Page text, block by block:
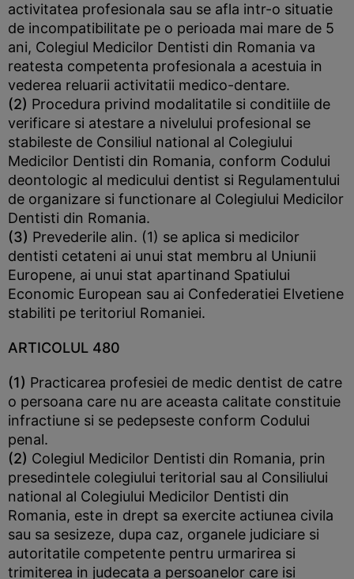
activitatea profesionala sau se afla intr-o situatie
de incompatibilitate pe o perioada mai mare de 5
ani, Colegiul Medicilor Dentisti din Romania va
reatesta competenta profesionala a acestuia in
vederea reluarii activitatii medico-dentare.
(2) Procedura privind modalitatile si conditiile de
verificare si atestare a nivelului profesional se
stabileste de Consiliul national al Colegiului
Medicilor Dentisti din Romania, conform Codului
deontologic al medicului dentist si Regulamentului
de organizare si functionare al Colegiului Medicilor
Dentisti din Romania.
(3) Prevederile alin. (1) se aplica si medicilor
dentisti cetateni ai unui stat membru al Uniunii
Europene, ai unui stat apartinand Spatiului
Economic European sau ai Confederatiei Elvetiene
stabiliti pe teritoriul Romaniei.
ARTICOLUL 480
(1) Practicarea profesiei de medic dentist de catre
o persoana care nu are aceasta calitate constituie
infractiune si se pedepseste conform Codului
penal.
(2) Colegiul Medicilor Dentisti din Romania, prin
presedintele colegiului teritorial sau al Consiliului
national al Colegiului Medicilor Dentisti din
Romania, este in drept sa exercite actiunea civila
sau sa sesizeze, dupa caz, organele judiciare si
autoritatile competente pentru urmarirea si
trimiterea in judecata a persoanelor care isi